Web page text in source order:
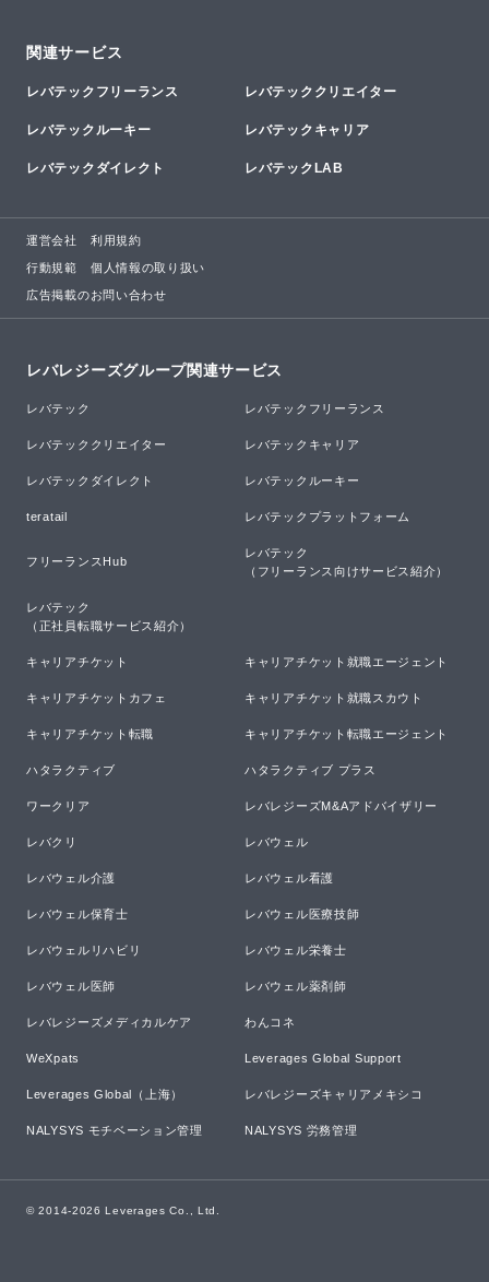
関連サービス
レバテックフリーランス レバテッククリエイター
レバテックルーキー レバテックキャリア
レバテックダイレクト レバテックLAB
運営会社 利用規約
行動規範 個人情報の取り扱い
広告掲載のお問い合わせ
レバレジーズグループ関連サービス
レバテック レバテックフリーランス
レバテッククリエイター レバテックキャリア
レバテックダイレクト レバテックルーキー
teratail レバテックプラットフォーム
フリーランスHub
レバテック
（フリーランス向けサービス紹介）
レバテック
（正社員転職サービス紹介）
キャリアチケット キャリアチケット就職エージェント
キャリアチケットカフェ キャリアチケット就職スカウト
キャリアチケット転職 キャリアチケット転職エージェント
ハタラクティブ ハタラクティブ プラス
ワークリア レバレジーズM&Aアドバイザリー
レバクリ レバウェル
レバウェル介護 レバウェル看護
レバウェル保育士 レバウェル医療技師
レバウェルリハビリ レバウェル栄養士
レバウェル医師 レバウェル薬剤師
レバレジーズメディカルケア わんコネ
WeXpats Leverages Global Support
Leverages Global（上海） レバレジーズキャリアメキシコ
NALYSYS モチベーション管理 NALYSYS 労務管理
© 2014-2026 Leverages Co., Ltd.